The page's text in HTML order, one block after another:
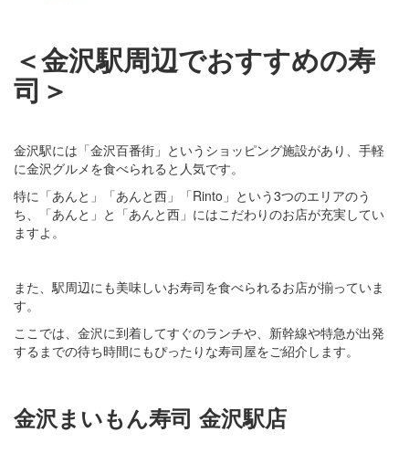
＜金沢駅周辺でおすすめの寿
司＞
金沢駅には「金沢百番街」というショッピング施設があり、手軽
に金沢グルメを食べられると人気です。
特に「あんと」「あんと西」「Rinto」という3つのエリアのう
ち、「あんと」と「あんと西」にはこだわりのお店が充実してい
ますよ。
また、駅周辺にも美味しいお寿司を食べられるお店が揃っていま
す。
ここでは、金沢に到着してすぐのランチや、新幹線や特急が出発
するまでの待ち時間にもぴったりな寿司屋をご紹介します。
金沢まいもん寿司 金沢駅店